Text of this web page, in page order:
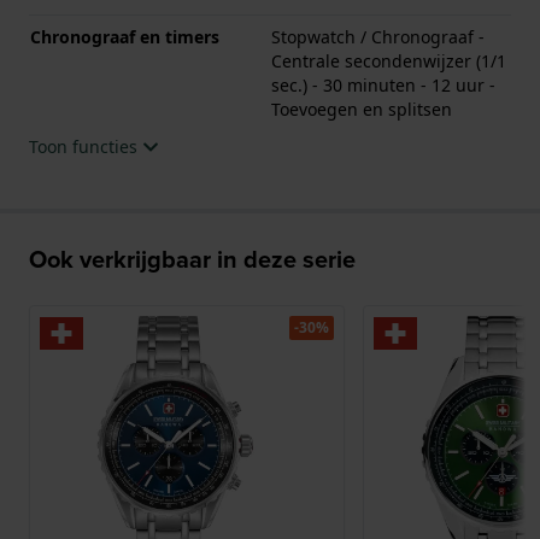
Chronograaf en timers
Stopwatch / Chronograaf -
Centrale secondenwijzer (1/1
sec.) - 30 minuten - 12 uur -
Toevoegen en splitsen
Toon functies
Ook verkrijgbaar in deze serie
-30%